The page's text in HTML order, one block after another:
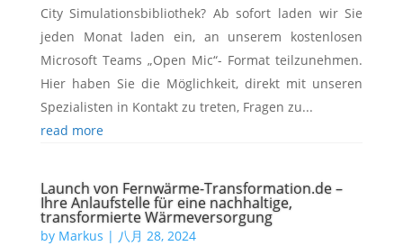
City Simulationsbibliothek? Ab sofort laden wir Sie
jeden Monat laden ein, an unserem kostenlosen
Microsoft Teams „Open Mic“- Format teilzunehmen.
Hier haben Sie die Möglichkeit, direkt mit unseren
Spezialisten in Kontakt zu treten, Fragen zu...
read more
Launch von Fernwärme-Transformation.de –
Ihre Anlaufstelle für eine nachhaltige,
transformierte Wärmeversorgung
by Markus | 八月 28, 2024